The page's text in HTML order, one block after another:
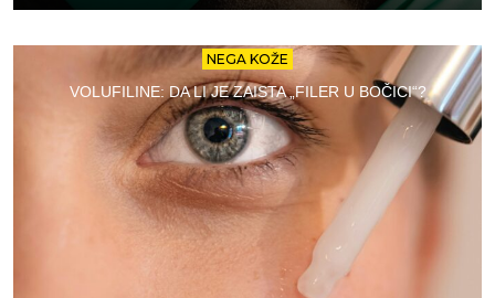
NEGA KOŽE
VOLUFILINE: DA LI JE ZAISTA „FILER U BOČICI“?